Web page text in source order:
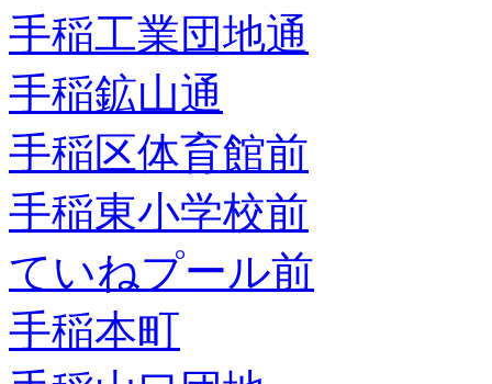
手稲工業団地通
手稲鉱山通
手稲区体育館前
手稲東小学校前
ていねプール前
手稲本町